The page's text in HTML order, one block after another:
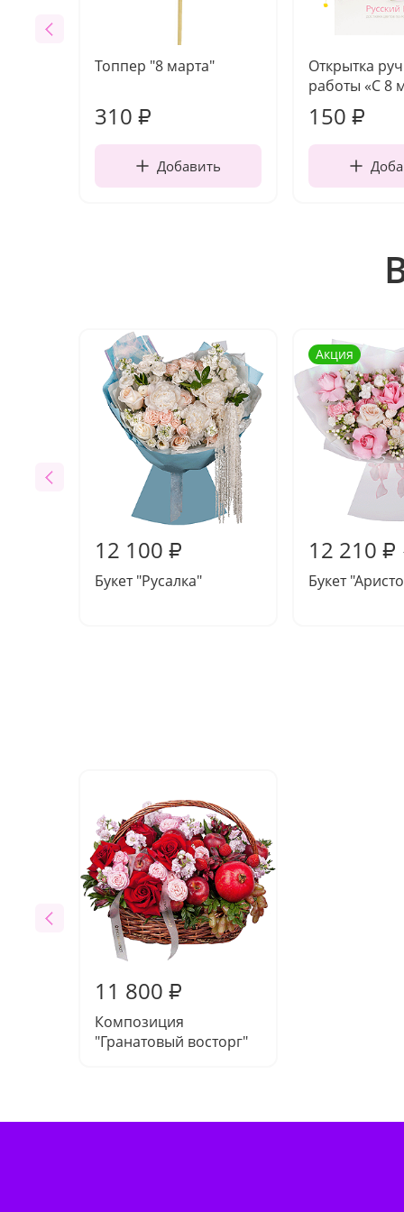
Топпер "8 марта"
310 ₽
Добавить
Открытка
работы «С 8
150 ₽
12 100 ₽
Букет "Русалка"
Акция
12 210 ₽
Букет
11 800 ₽
Композиция
"Гранатовый восторг"